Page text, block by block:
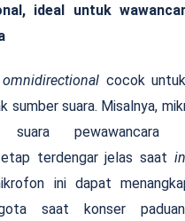
ideal untuk
cocok
sumber suara. Misalnya,
suara pewawancara
terdengar jelas saat
ini dapat
saat konser